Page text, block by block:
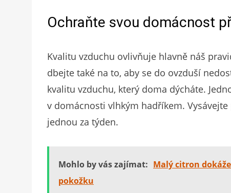
Ochraňte svou domácnost
Kvalitu vzduchu ovlivňuje hlavně náš
dbejte také na to, aby se do ovzduší
kvalitu vzduchu, který doma dýcháte.
v domácnosti vlhkým hadříkem.
jednou za týden.
Mohlo by vás zajímat: Malý citron
pokožku